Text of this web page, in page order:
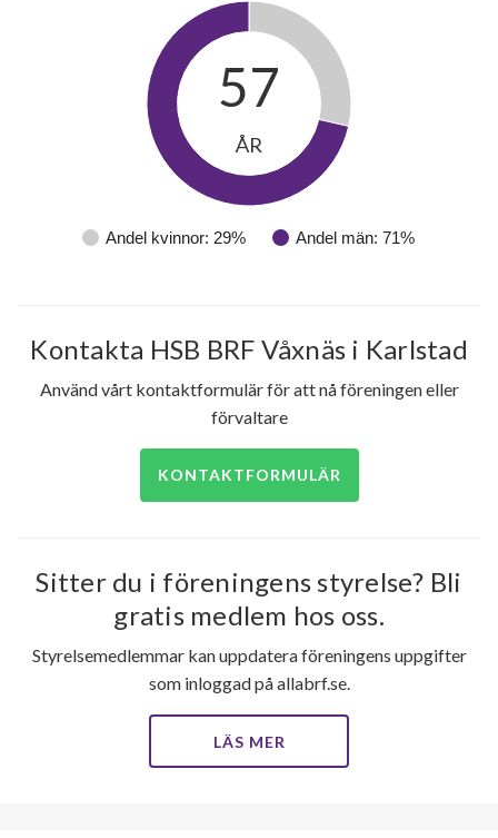
Andel kvinnor: 29% Andel män: 71%
57
ÅR
Kontakta HSB BRF Våxnäs i Karlstad
Använd vårt kontaktformulär för att nå föreningen eller
förvaltare
KONTAKTFORMULÄR
Sitter du i föreningens styrelse? Bli
gratis medlem hos oss.
Styrelsemedlemmar kan uppdatera föreningens uppgifter
som inloggad på allabrf.se.
LÄS MER